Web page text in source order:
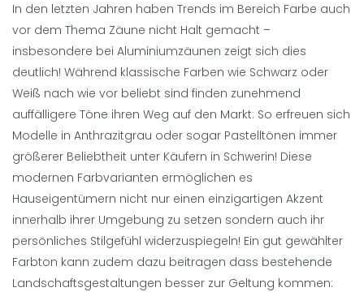
In den letzten Jahren haben Trends im Bereich Farbe auch
vor dem Thema Zäune nicht Halt gemacht –
insbesondere bei Aluminiumzäunen zeigt sich dies
deutlich! Während klassische Farben wie Schwarz oder
Weiß nach wie vor beliebt sind finden zunehmend
auffälligere Töne ihren Weg auf den Markt: So erfreuen sich
Modelle in Anthrazitgrau oder sogar Pastelltönen immer
größerer Beliebtheit unter Käufern in Schwerin! Diese
modernen Farbvarianten ermöglichen es
Hauseigentümern nicht nur einen einzigartigen Akzent
innerhalb ihrer Umgebung zu setzen sondern auch ihr
persönliches Stilgefühl widerzuspiegeln! Ein gut gewählter
Farbton kann zudem dazu beitragen dass bestehende
Landschaftsgestaltungen besser zur Geltung kommen: